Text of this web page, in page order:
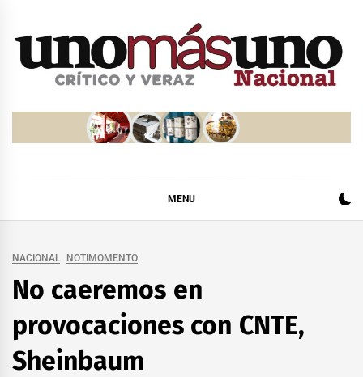
MENU
NACIONAL NOTIMOMENTO
No caeremos en
provocaciones con CNTE,
Sheinbaum